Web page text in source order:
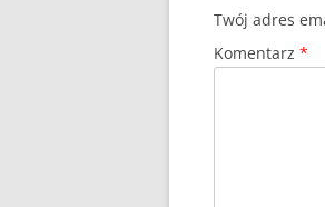
Twój adres
Komentarz *